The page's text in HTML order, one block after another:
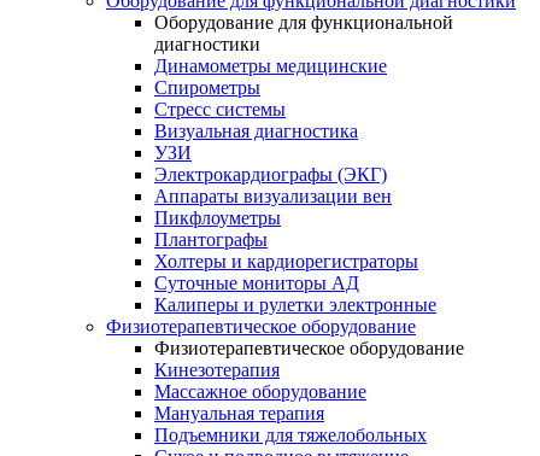
Оборудование для функциональной
диагностики
Динамометры медицинские
Спирометры
Стресс системы
Визуальная диагностика
УЗИ
Электрокардиографы (ЭКГ)
Аппараты визуализации вен
Пикфлоуметры
Плантографы
Холтеры и кардиорегистраторы
Суточные мониторы АД
Калиперы и рулетки электронные
Физиотерапевтическое оборудование
Физиотерапевтическое оборудование
Кинезотерапия
Массажное оборудование
Мануальная терапия
Подъемники для тяжелобольных